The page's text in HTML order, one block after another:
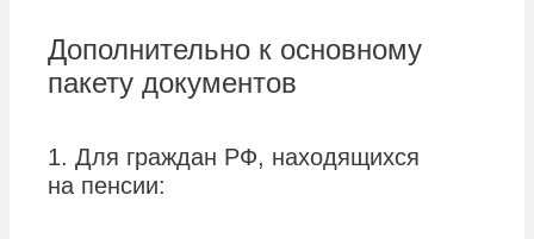
Дополнительно к основному
пакету документов
1. Для граждан РФ, находящихся
на пенсии: